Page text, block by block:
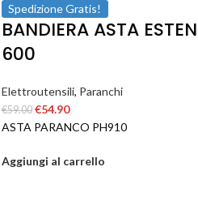
Spedizione Gratis!
BANDIERA ASTA
600
Elettroutensili, Paranchi
€59.00 €54.90
ASTA PARANCO PH910
Aggiungi al carrello